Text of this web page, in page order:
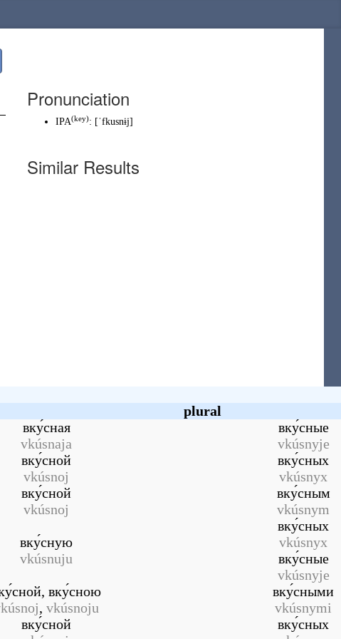
plural
вку́сная
vkúsnaja
вку́сные
vkúsnyje
вку́сной
vkúsnoj
вку́сных
vkúsnyx
вку́сной
vkúsnoj
вку́сным
vkúsnym
вку́сную
vkúsnuju
вку́сных
vkúsnyx
вку́сные
vkúsnyje
, вку́сною
, vkúsnoju
вку́сными
vkúsnymi
вку́сной
вку́сных
Pronunciation
IPA(key): [ˈfkusnɨj]
Similar Results